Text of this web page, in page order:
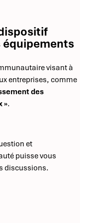
visant à
entreprises, comme
des
».
et
puisse vous
discussions.